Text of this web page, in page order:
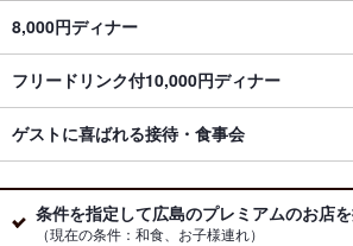
8,000円ディナー
フリードリンク付10,000円ディナー
ゲストに喜ばれる接待・食事会
条件を指定して広島のプレミアムのお店
（現在の条件：和食、お子様連れ）